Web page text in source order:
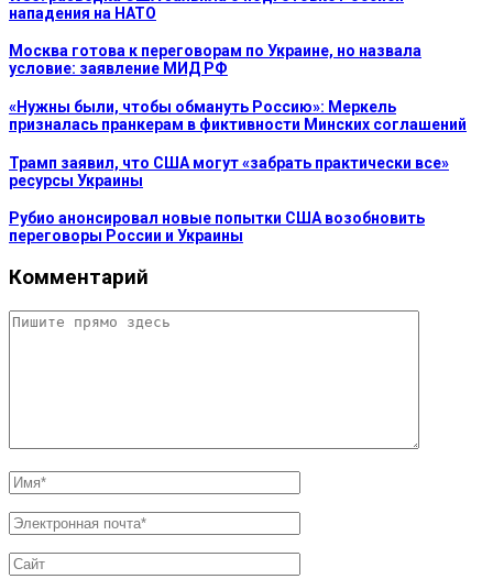
нападения на НАТО
Москва готова к переговорам по Украине, но назвала
условие: заявление МИД РФ
«Нужны были, чтобы обмануть Россию»: Меркель
призналась пранкерам в фиктивности Минских соглашений
Трамп заявил, что США могут «забрать практически все»
ресурсы Украины
Рубио анонсировал новые попытки США возобновить
переговоры России и Украины
Комментарий